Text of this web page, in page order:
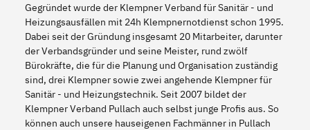
Gegründet wurde der Klempner Verband für Sanitär - und
Heizungsausfällen mit 24h Klempnernotdienst schon 1995.
Dabei seit der Gründung insgesamt 20 Mitarbeiter, darunter
der Verbandsgründer und seine Meister, rund zwölf
Bürokräfte, die für die Planung und Organisation zuständig
sind, drei Klempner sowie zwei angehende Klempner für
Sanitär - und Heizungstechnik. Seit 2007 bildet der
Klempner Verband Pullach auch selbst junge Profis aus. So
können auch unsere hauseigenen Fachmänner in Pullach